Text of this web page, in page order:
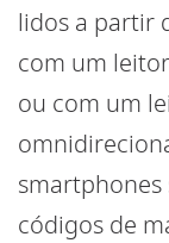
lidos a partir
com um
ou com um
smartphones
códigos de